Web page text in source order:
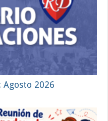
Agosto 2026